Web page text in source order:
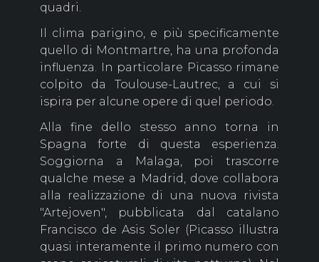
quadri.
Il clima parigino, e più specificamente
quello di Montmartre, ha una profonda
influenza. In particolare Picasso rimane
colpito da Toulouse-Lautrec, a cui si
ispira per alcune opere di quel periodo.
Alla fine dello stesso anno torna in
Spagna forte di questa esperienza.
Soggiorna a Malaga, poi trascorre
qualche mese a Madrid, dove collabora
alla realizzazione di una nuova rivista
"Artejoven", pubblicata dal catalano
Francisco de Asis Soler (Picasso illustra
quasi interamente il primo numero con